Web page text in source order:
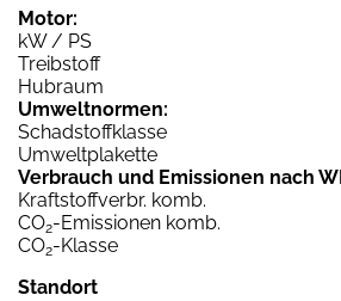
Motor:
kW / PS
Treibstoff
Hubraum
Umweltnormen:
Schadstoffklasse
Umweltplakette
Verbrauch und Emissionen nach
Kraftstoffverbr. komb.
CO2-Emissionen komb.
CO2-Klasse
Standort